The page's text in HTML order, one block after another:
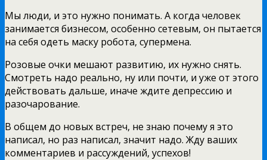
Мы люди, и это нужно понимать. А когда человек
занимается бизнесом, особенно сетевым, он пытается
на себя одеть маску робота, супермена.
Розовые очки мешают развитию, их нужно снять.
Смотреть надо реально, ну или почти, и уже от этого
действовать дальше, иначе ждите депрессию и
разочарование.
В общем до новых встреч, не знаю почему я это
написал, но раз написал, значит надо. Жду ваших
комментариев и рассуждений, успехов!